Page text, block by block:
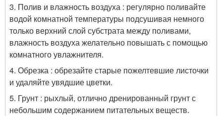
3. Полив и влажность воздуха : регулярно поливайте
водой комнатной температуры подсушивая немного
только верхний слой субстрата между поливами,
влажность воздуха желательно повышать с помощью
комнатного увлажнителя.
4. Обрезка : обрезайте старые пожелтевшие листочки
и удаляйте увядшие цветки.
5. Грунт : рыхлый, отлично дренированный грунт с
небольшим содержанием питательных веществ.